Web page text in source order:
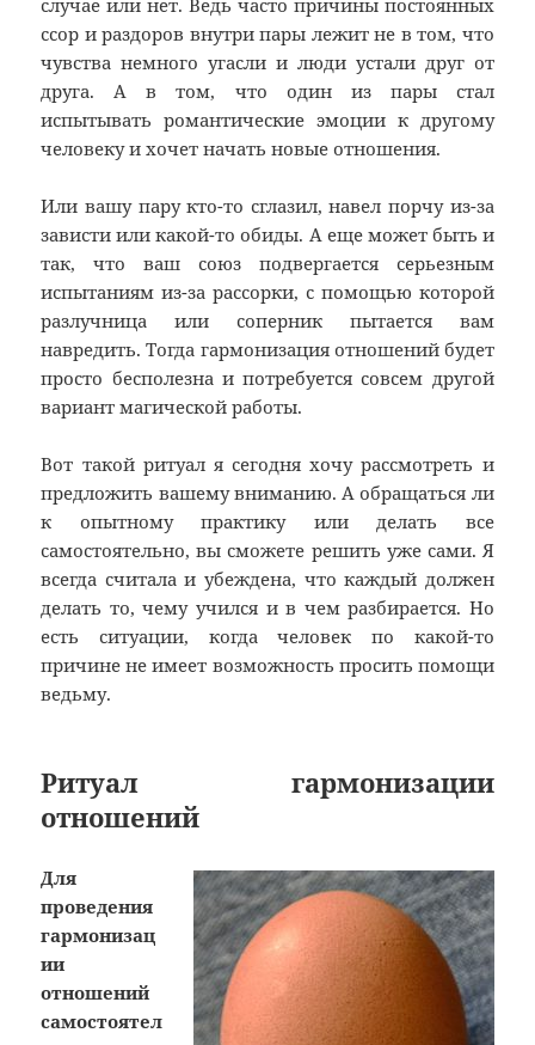
ссор и раздоров внутри пары лежит не в том, что
чувства немного угасли и люди устали друг от
друга. А в том, что один из пары стал
испытывать романтические эмоции к другому
человеку и хочет начать новые отношения.
Или вашу пару кто-то сглазил, навел порчу из-за
зависти или какой-то обиды. А еще может быть и
так, что ваш союз подвергается серьезным
испытаниям из-за рассорки, с помощью которой
разлучница или соперник пытается вам
навредить. Тогда гармонизация отношений будет
просто бесполезна и потребуется совсем другой
вариант магической работы.
Вот такой ритуал я сегодня хочу рассмотреть и
предложить вашему вниманию. А обращаться ли
к опытному практику или делать все
самостоятельно, вы сможете решить уже сами. Я
всегда считала и убеждена, что каждый должен
делать то, чему учился и в чем разбирается. Но
есть ситуации, когда человек по какой-то
причине не имеет возможность просить помощи
ведьму.
Ритуал гармонизации
отношений
Для
проведения
гармонизац
ии
отношений
самостоятел